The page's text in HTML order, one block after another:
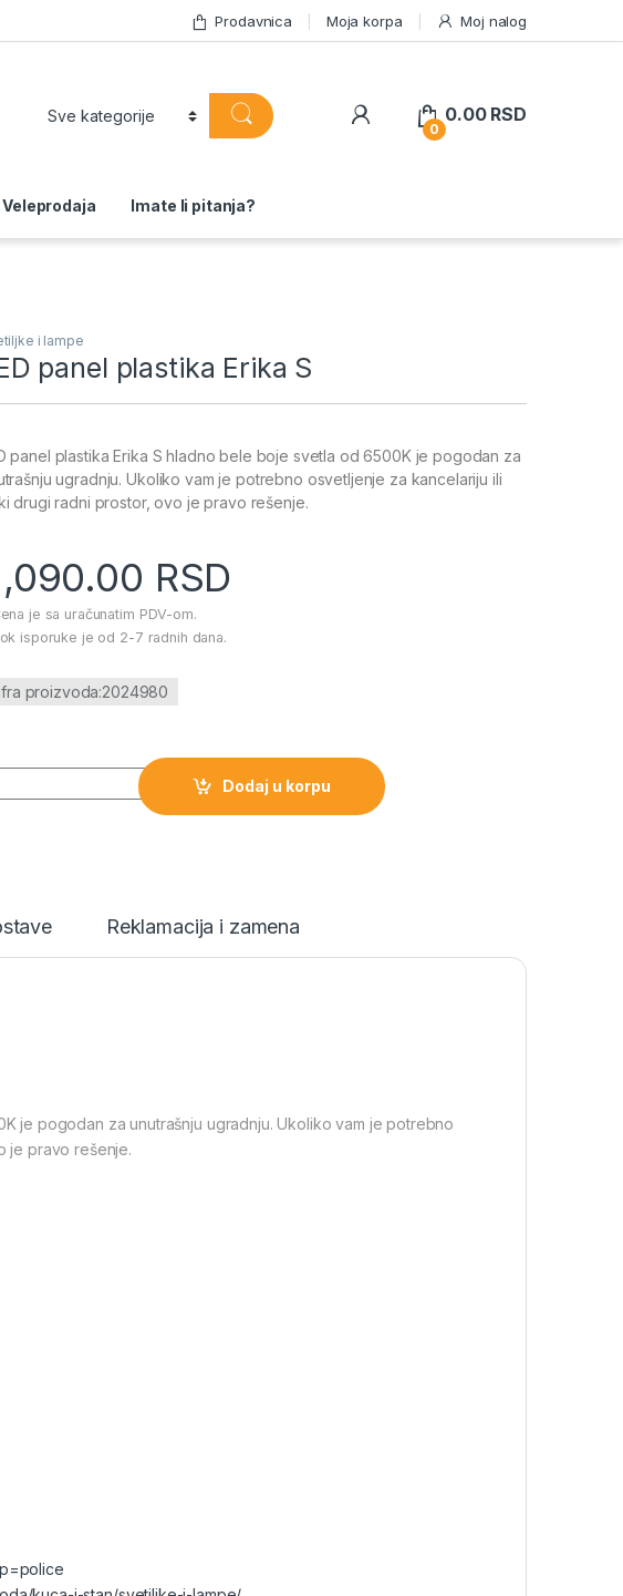
Prodavnica Moja korpa Moj nalog
0
0.00 RSD
Veleprodaja Imate li pitanja?
i lampe
panel plastika Erika S
panel plastika Erika S hladno bele boje svetla od 6500K je pogodan za
ugradnju. Ukoliko vam je potrebno osvetljenje za kancelariju ili
drugi radni prostor, ovo je pravo rešenje.
RSD
je sa uračunatim PDV-om.
isporuke je od 2-7 radnih dana.
proizvoda:2024980
panel plastika Erika S količina
Dodaj u korpu
Reklamacija i zamena
je pogodan za unutrašnju ugradnju. Ukoliko vam je potrebno
je pravo rešenje.